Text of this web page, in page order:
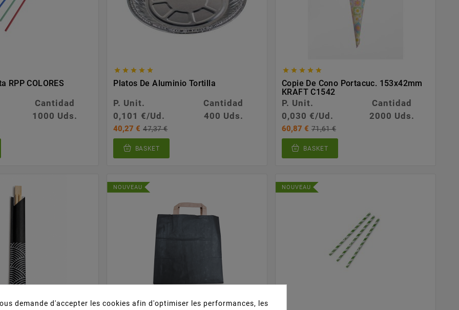
RPP COLORES
Cantidad
1000 Uds.
    
Platos De Aluminio Tortilla
P. Unit.
Cantidad
0,101 €/Ud.
400 Uds.
40,27 € 47,37 €
BASKET
    
Copie De Cono Portacuc. 153x42mm
KRAFT C1542
P. Unit.
Cantidad
0,030 €/Ud.
2000 Uds.
60,87 € 71,61 €
BASKET
NOUVEAU NOUVEAU
demande d'accepter les cookies afin d'optimiser les performances, les